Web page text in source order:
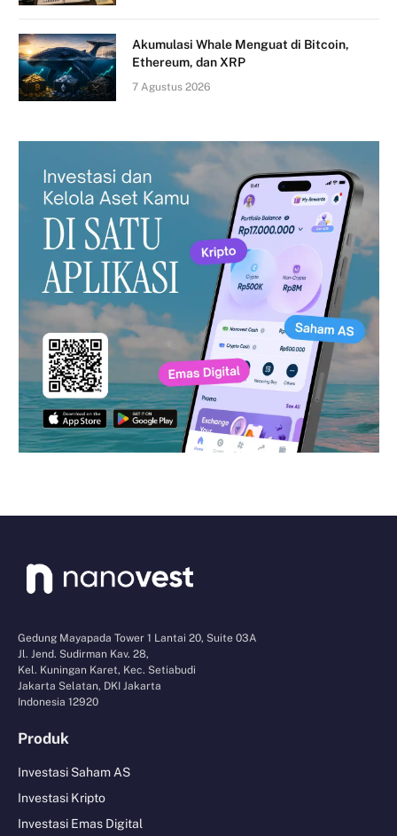
Akumulasi Whale Menguat di Bitcoin,
Ethereum, dan XRP
7 Agustus 2026
Gedung Mayapada Tower 1 Lantai 20, Suite 03A
Jl. Jend. Sudirman Kav. 28,
Kel. Kuningan Karet, Kec. Setiabudi
Jakarta Selatan, DKI Jakarta
Indonesia 12920
Produk
Investasi Saham AS
Investasi Kripto
Investasi Emas Digital